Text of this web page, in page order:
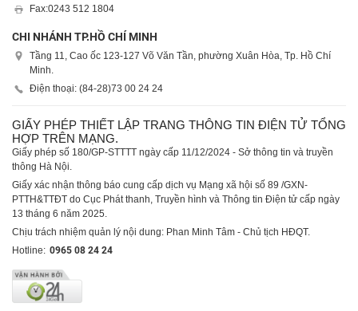
Fax:0243 512 1804
CHI NHÁNH TP.HỒ CHÍ MINH
Tầng 11, Cao ốc 123-127 Võ Văn Tần, phường Xuân Hòa, Tp. Hồ Chí
Minh.
Điện thoại: (84-28)73 00 24 24
GIẤY PHÉP THIẾT LẬP TRANG THÔNG TIN ĐIỆN TỬ TỔNG
HỢP TRÊN MẠNG.
Giấy phép số 180/GP-STTTT ngày cấp 11/12/2024 - Sở thông tin và truyền
thông Hà Nội.
Giấy xác nhận thông báo cung cấp dịch vụ Mạng xã hội số 89 /GXN-
PTTH&TTĐT do Cục Phát thanh, Truyền hình và Thông tin Điện tử cấp ngày
13 tháng 6 năm 2025.
Chịu trách nhiệm quản lý nội dung: Phan Minh Tâm - Chủ tịch HĐQT.
Hotline: 0965 08 24 24